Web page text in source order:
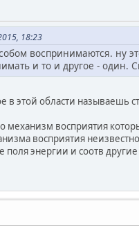
18:23
воспринимаются. ну
и то и другое - один.
в этой области называешь
восприятия
восприятия
поля энергии и соотв